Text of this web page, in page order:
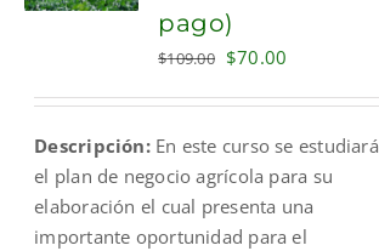
pago)
$109.00 Original
$109.00.
$70.00
$70.00.
Descripción:En este curso se estudiará
el plan de negocio agrícola para su
elaboración el cual presenta una
importante oportunidad para el